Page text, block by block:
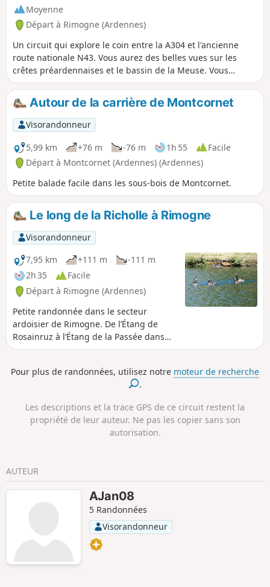
Moyenne
Départ à Rimogne (Ardennes)
Un circuit qui explore le coin entre la A304 et l'ancienne
route nationale N43. Vous aurez des belles vues sur les
crêtes préardennaises et le bassin de la Meuse. Vous
rencontrerez la Sormonne et la Rimognelle.
Autour de la carrière de Montcornet
Visorandonneur
5,99 km
+76 m -76 m 1h 55
Facile
Départ à Montcornet (Ardennes) (Ardennes)
Petite balade facile dans les sous-bois de Montcornet.
Le long de la Richolle à Rimogne
Visorandonneur
7,95 km
+111 m
-111 m
2h 35
Facile
Départ à Rimogne (Ardennes)
Petite randonnée dans le secteur
ardoisier de Rimogne. De l’Étang de
Rosainruz à l’Étang de la Passée dans
un secteur Natura 2000. Un
ruisseau de la Richolle parmi les pieds
Pour plus de randonnées, utilisez notre moteur de recherche
.
Les descriptions et la trace GPS de ce circuit restent la
propriété de leur auteur. Ne pas les copier sans son
autorisation.
AUTEUR
AJan08
5 Randonnées
Visorandonneur